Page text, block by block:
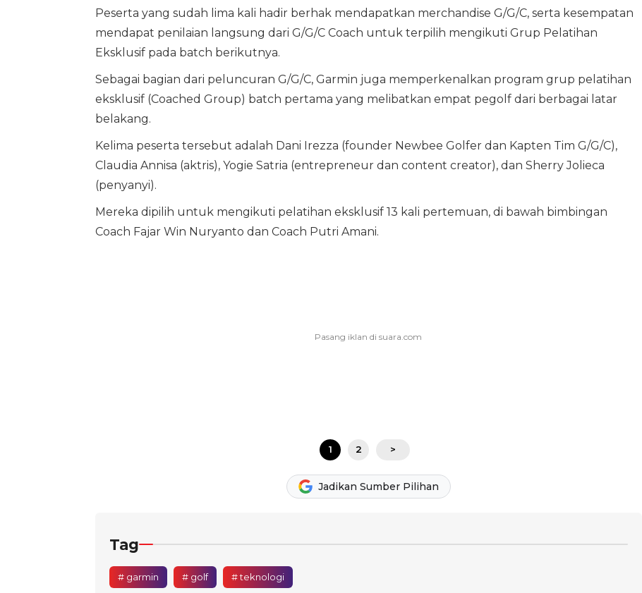
Peserta yang sudah lima kali hadir berhak mendapatkan merchandise G/G/C, serta kesempatan
mendapat penilaian langsung dari G/G/C Coach untuk terpilih mengikuti Grup Pelatihan
Eksklusif pada batch berikutnya.
Sebagai bagian dari peluncuran G/G/C, Garmin juga memperkenalkan program grup pelatihan
eksklusif (Coached Group) batch pertama yang melibatkan empat pegolf dari berbagai latar
belakang.
Kelima peserta tersebut adalah Dani Irezza (founder Newbee Golfer dan Kapten Tim G/G/C),
Claudia Annisa (aktris), Yogie Satria (entrepreneur dan content creator), dan Sherry Jolieca
(penyanyi).
Mereka dipilih untuk mengikuti pelatihan eksklusif 13 kali pertemuan, di bawah bimbingan
Coach Fajar Win Nuryanto dan Coach Putri Amani.
1 2 >
Jadikan Sumber Pilihan
Tag
# garmin # golf # teknologi